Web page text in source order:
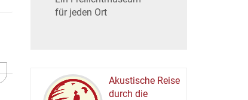
für jeden Ort
Akustische Reise
durch die